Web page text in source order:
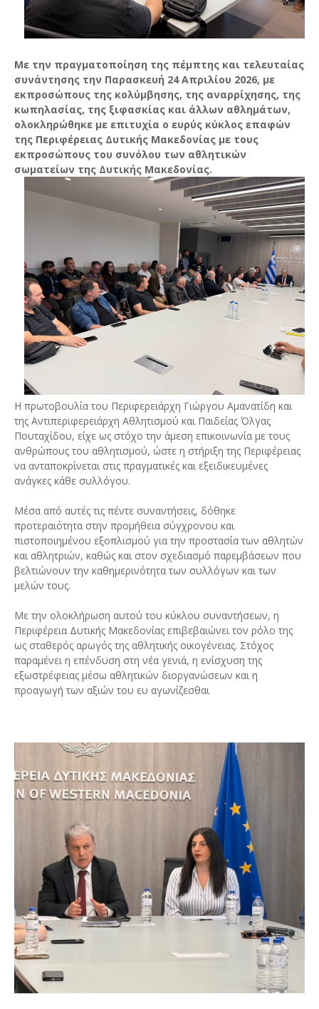
Με την πραγματοποίηση της πέμπτης και τελευταίας
συνάντησης την Παρασκευή 24 Απριλίου 2026, με
εκπροσώπους της κολύμβησης, της αναρρίχησης, της
κωπηλασίας, της ξιφασκίας και άλλων αθλημάτων,
ολοκληρώθηκε με επιτυχία ο ευρύς κύκλος επαφών
της Περιφέρειας Δυτικής Μακεδονίας με τους
εκπροσώπους του συνόλου των αθλητικών
σωματείων της Δυτικής Μακεδονίας.
​Η πρωτοβουλία του Περιφερειάρχη Γιώργου Αμανατίδη και
της Αντιπεριφερειάρχη Αθλητισμού και Παιδείας Όλγας
Πουταχίδου, είχε ως στόχο την άμεση επικοινωνία με τους
ανθρώπους του αθλητισμού, ώστε η στήριξη της Περιφέρειας
να ανταποκρίνεται στις πραγματικές και εξειδικευμένες
ανάγκες κάθε συλλόγου.
​Μέσα από αυτές τις πέντε συναντήσεις, δόθηκε
προτεραιότητα στην προμήθεια σύγχρονου και
πιστοποιημένου εξοπλισμού για την προστασία των αθλητών
και αθλητριών, καθώς και στον σχεδιασμό παρεμβάσεων που
βελτιώνουν την καθημερινότητα των συλλόγων και των
μελών τους.
​Με την ολοκλήρωση αυτού του κύκλου συναντήσεων, η
Περιφέρεια Δυτικής Μακεδονίας επιβεβαιώνει τον ρόλο της
ως σταθερός αρωγός της αθλητικής οικογένειας. Στόχος
παραμένει η επένδυση στη νέα γενιά, η ενίσχυση της
εξωστρέφειας μέσω αθλητικών διοργανώσεων και η
προαγωγή των αξιών του ευ αγωνίζεσθαι